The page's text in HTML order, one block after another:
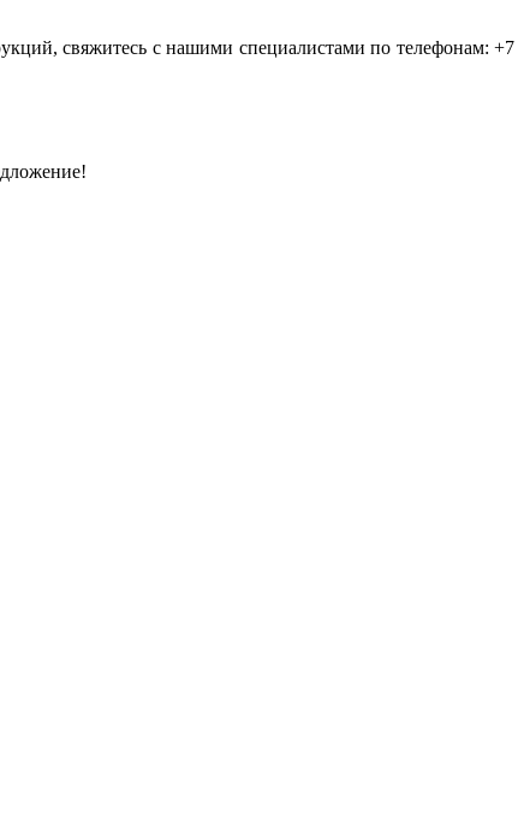
свяжитесь с нашими специалистами по телефонам: +7